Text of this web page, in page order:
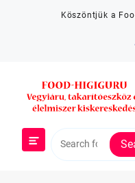
Köszöntjük a